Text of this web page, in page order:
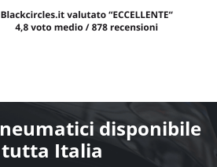
disponibile
Italia